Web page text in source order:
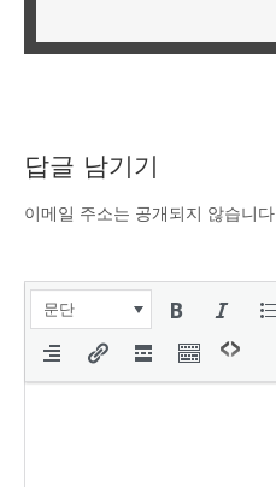
답글 남기기
이메일 주소는 공개되지 않습니다.
문단